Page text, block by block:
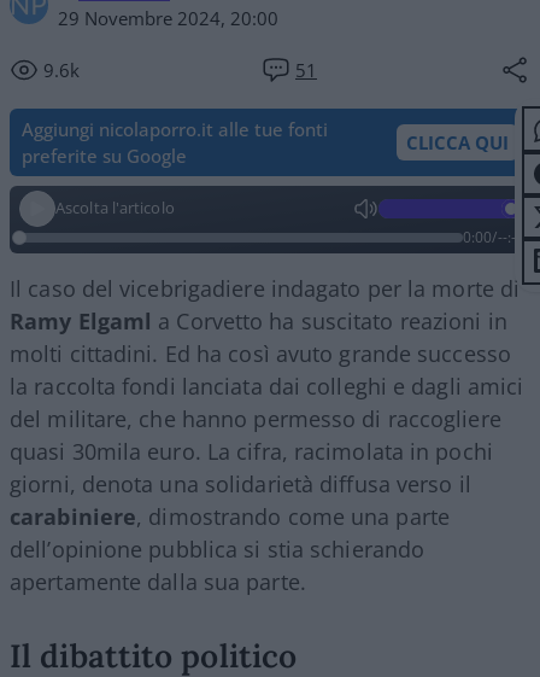
29 Novembre 2024, 20:00
9.6k 51
Aggiungi nicolaporro.it alle tue fonti
preferite su Google
CLICCA QUI
Ascolta l'articolo
0:00/--:--
Il caso del vicebrigadiere indagato per la morte di
Ramy Elgaml a Corvetto ha suscitato reazioni in
molti cittadini. Ed ha così avuto grande successo
la raccolta fondi lanciata dai colleghi e dagli amici
del militare, che hanno permesso di raccogliere
quasi 30mila euro. La cifra, racimolata in pochi
giorni, denota una solidarietà diffusa verso il
carabiniere, dimostrando come una parte
dell’opinione pubblica si stia schierando
apertamente dalla sua parte.
Il dibattito politico